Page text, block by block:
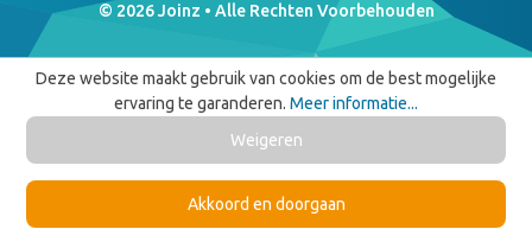
© 2026 Joinz • Alle Rechten Voorbehouden
Deze website maakt gebruik van cookies om de best mogelijke
ervaring te garanderen. Meer informatie...
Weigeren
Akkoord en doorgaan